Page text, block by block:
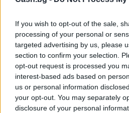
If you wish to opt-out of the sale,
processing of your personal or
targeted advertising by us, please
section to confirm your selection.
opt-out request is processed you
interest-based ads based on
us or personal information
your opt-out. You may separately
disclosure of your personal
Древен храм на почти
откриха под кафене за
Полша
07.08.2026 / 16:00